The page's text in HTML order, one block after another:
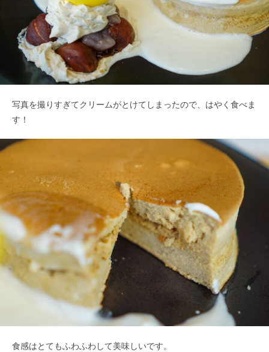
写真を撮りすぎてクリームがとけてしまったので、はやく食べま
す！
食感はとてもふわふわして美味しいです。